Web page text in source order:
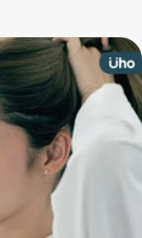
間存放的關鍵，並教